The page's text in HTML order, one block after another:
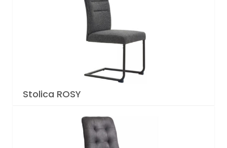
Stolica ROSY